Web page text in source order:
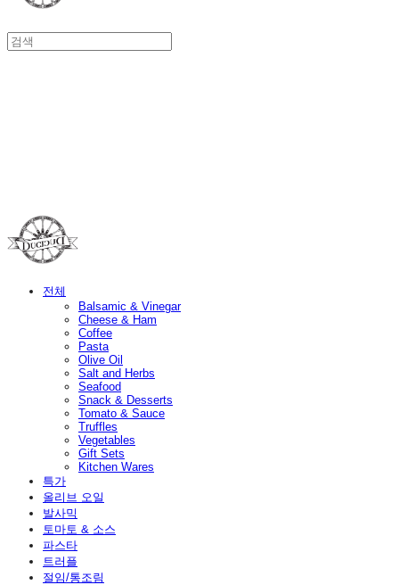
전체
Balsamic & Vinegar
Cheese & Ham
Coffee
Pasta
Olive Oil
Salt and Herbs
Seafood
Snack & Desserts
Tomato & Sauce
Truffles
Vegetables
Gift Sets
Kitchen Wares
특가
올리브 오일
발사믹
토마토 & 소스
파스타
트러플
절임/통조림